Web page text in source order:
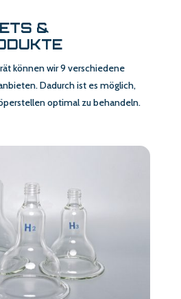
&
können wir 9 verschiedene
Dadurch ist es möglich,
optimal zu behandeln.